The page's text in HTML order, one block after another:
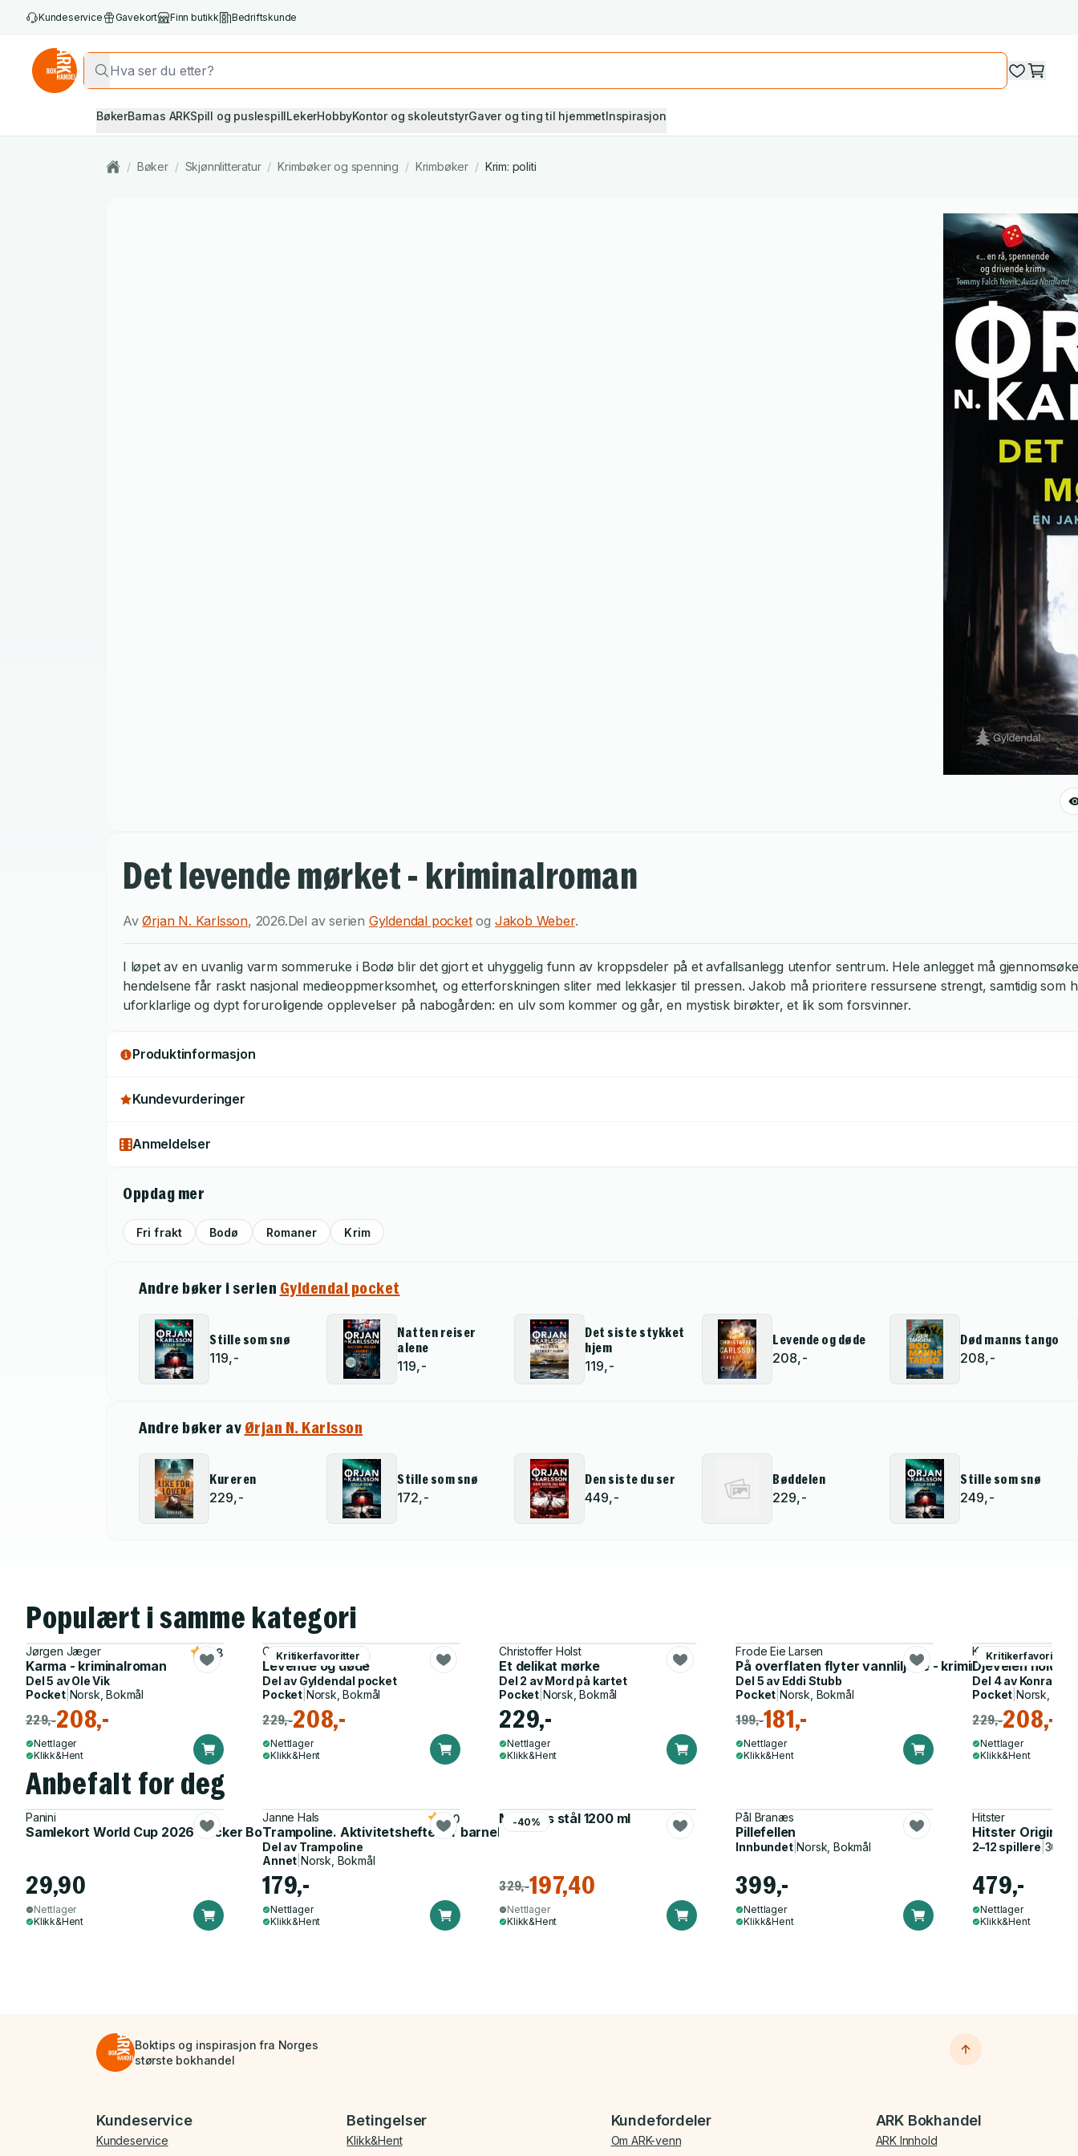
Kundeservice Gavekort Finn butikk Bedriftskunde
BøkerBarnas ARKSpill og puslespillLekerHobbyKontor og skoleutstyrGaver og ting til hjemmetInspirasjon
/ Bøker / Skjønnlitteratur / Krimbøker og spenning / Krimbøker / Krim: politi
Det levende mørket - kriminalroman
AvØrjan N. Karlsson, 2026.Del av serien Gyldendal pocketog Jakob Weber.
I løpet av en uvanlig varm sommeruke i Bodø blir det gjort et uhyggelig funn av kroppsdeler på et avfallsanlegg utenfor sentrum. Hele anlegget må
hendelsene får raskt nasjonal medieoppmerksomhet, og etterforskningen sliter med lekkasjer til pressen. Jakob må prioritere ressursene strengt, samtidig
uforklarlige og dypt foruroligende opplevelser på nabogården: en ulv som kommer og går, en mystisk birøkter, et lik som forsvinner.
Produktinformasjon
Kundevurderinger
Anmeldelser
Oppdag mer
Fri frakt Bodø Romaner Krim
Andre bøker i serien Gyldendal pocket
Stille som snø
119,-
Natten reiser
alene
119,-
Det siste stykket
hjem
119,-
Levende og døde
208,-
Død manns tango
208,-
Andre bøker av Ørjan N. Karlsson
Kureren
229,-
Stille som snø
172,-
Den siste du ser
449,-
Bøddelen
229,-
Stille som snø
249,-
Populært i samme kategori
Jørgen Jæger
Karma - kriminalroman
4.8
Del 5 avOle Vik
Pocket| Norsk, Bokmål
229,-208,-
Nettlager
Klikk&Hent
Kritikerfavoritter
Christoffer Carlsson
Levende og døde
Del av Gyldendal pocket
Pocket| Norsk, Bokmål
229,-208,-
Nettlager
Klikk&Hent
Christoffer Holst
Et delikat mørke
Del 2 avMord på kartet
Pocket Norsk, Bokmål
229,-
Nettlager
Klikk&Hent
Frode Eie Larsen
På overflaten flyter vannliljene - kriminalroman
Del 5 av Eddi Stubb
Pocket Norsk, Bokmål
199,-181,-
Nettlager
Klikk&Hent
Kritikerfavoritter
Karin Fossum
Djevelen holder
Del 4 av Konrad
Pocket |Norsk,
229,-208,-
Nettlager
Klikk&Hent
Anbefalt for deg
Panini
Samlekort World Cup 2026 Sticker Booster
29,90
Nettlager
Klikk&Hent
Janne Hals
Trampoline. Aktivitetshefte for barnehagen
5.0
Del av Trampoline
Annet Norsk, Bokmål
179,-
Nettlager
Klikk&Hent
-40%
Matboks stål 1200 ml
329,-197,40
Nettlager
Klikk&Hent
Pål Branæs
Pillefellen
Innbundet|Norsk, Bokmål
399,-
Nettlager
Klikk&Hent
Hitster
Hitster Original
2–12 spillere
479,-
Nettlager
Klikk&Hent
Boktips og inspirasjon fra Norges
største bokhandel
Bunnmeny
Kundeservice
Kundeservice
Betingelser
Klikk&Hent
Kundefordeler
Om ARK-venn
ARK Bokhandel
ARK Innhold